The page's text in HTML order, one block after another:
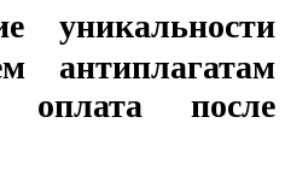
уникальности
антиплагатам
оплата после